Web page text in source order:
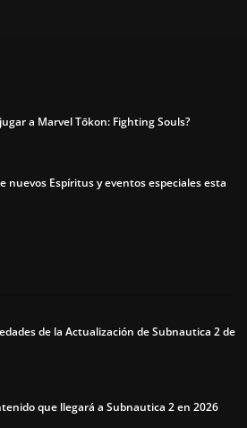
a Marvel Tōkon: Fighting Souls?
nuevos Espíritus y eventos especiales esta
de la Actualización de Subnautica 2 de
que llegará a Subnautica 2 en 2026